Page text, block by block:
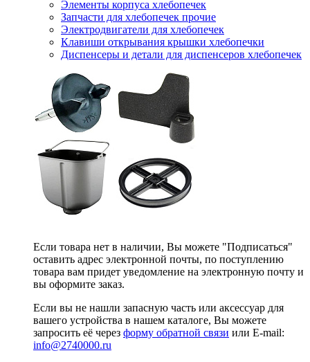
Элементы корпуса хлебопечек
Запчасти для хлебопечек прочие
Электродвигатели для хлебопечек
Клавиши открывания крышки хлебопечки
Диспенсеры и детали для диспенсеров хлебопечек
Если товара нет в наличии, Вы можете "Подписаться"
оставить адрес электронной почты, по поступлению
товара вам придет уведомление на электронную почту и
вы оформите заказ.
Если вы не нашли запасную часть или аксессуар для
вашего устройства в нашем каталоге, Вы можете
запросить её через форму обратной связи или E-mail:
info@2740000.ru